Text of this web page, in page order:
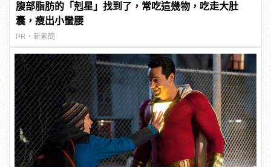
腹部脂肪的「剋星」找到了，常吃這幾物，吃走大肚
囊，瘦出小蠻腰
PR・新素簡